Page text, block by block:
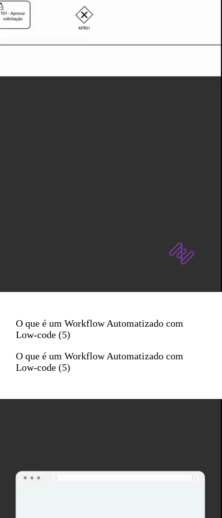
O que é um Workflow Automatizado com
Low-code (5)
O que é um Workflow Automatizado com
Low-code (5)